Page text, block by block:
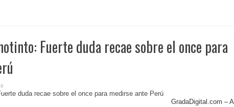
Fuerte duda recae sobre el once para
GradaDigital.com – A